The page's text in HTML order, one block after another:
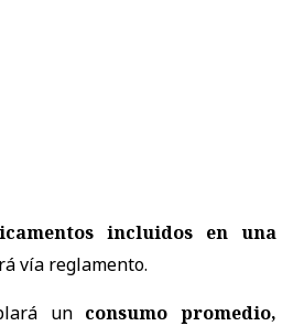
incluidos en una
vía reglamento.
un consumo promedio,